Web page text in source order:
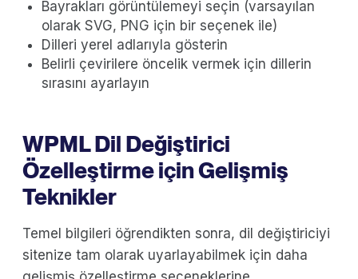
Bayrakları görüntülemeyi seçin (varsayılan
olarak SVG, PNG için bir seçenek ile)
Dilleri yerel adlarıyla gösterin
Belirli çevirilere öncelik vermek için dillerin
sırasını ayarlayın
WPML Dil Değiştirici
Özelleştirme için Gelişmiş
Teknikler
Temel bilgileri öğrendikten sonra, dil değiştiriciyi
sitenize tam olarak uyarlayabilmek için daha